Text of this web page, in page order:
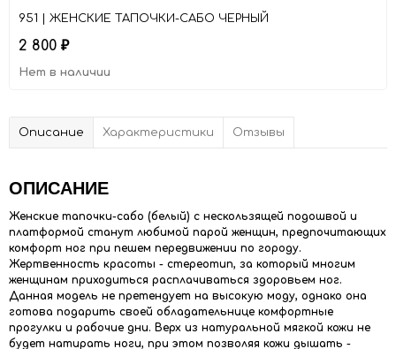
951 | ЖЕНСКИЕ ТАПОЧКИ-САБО ЧЕРНЫЙ
2 800 ₽
Нет в наличии
Описание Характеристики Отзывы
ОПИСАНИЕ
Женские тапочки-сабо (белый) с нескользящей подошвой и
платформой станут любимой парой женщин, предпочитающих
комфорт ног при пешем передвижении по городу.
Жертвенность красоты - стереотип, за который многим
женщинам приходиться расплачиваться здоровьем ног.
Данная модель не претендует на высокую моду, однако она
готова подарить своей обладательнице комфортные
прогулки и рабочие дни. Верх из натуральной мягкой кожи не
будет натирать ноги, при этом позволяя кожи дышать -